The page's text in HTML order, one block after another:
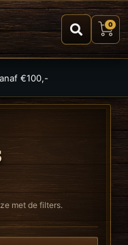
0
€100,-
met de filters.